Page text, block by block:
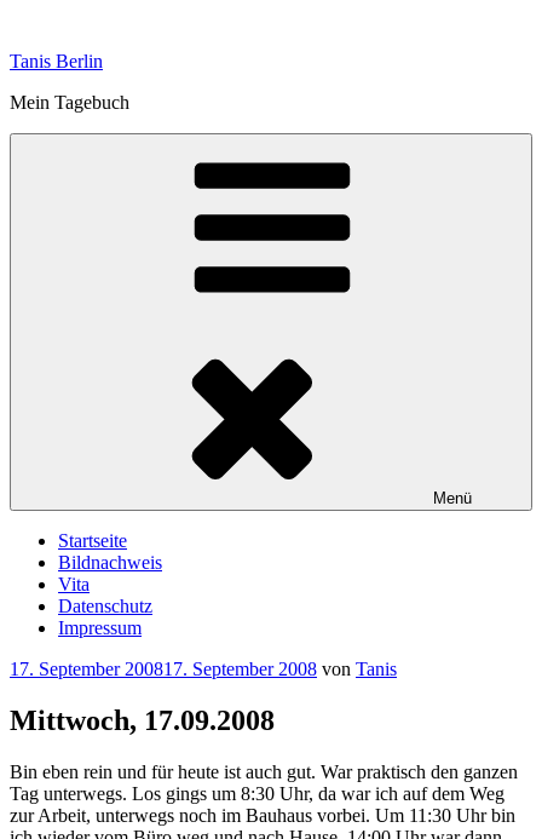
springen
Tanis Berlin
Mein Tagebuch
Menü
Startseite
Bildnachweis
Vita
Datenschutz
Impressum
Veröffentlicht
17. September 200817. September 2008 von Tanis
Mittwoch, 17.09.2008
Bin eben rein und für heute ist auch gut. War praktisch den ganzen
Tag unterwegs. Los gings um 8:30 Uhr, da war ich auf dem Weg
zur Arbeit, unterwegs noch im Bauhaus vorbei. Um 11:30 Uhr bin